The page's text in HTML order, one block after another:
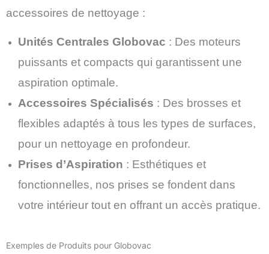
accessoires de nettoyage :
Unités Centrales Globovac : Des moteurs
puissants et compacts qui garantissent une
aspiration optimale.
Accessoires Spécialisés : Des brosses et
flexibles adaptés à tous les types de surfaces,
pour un nettoyage en profondeur.
Prises d’Aspiration : Esthétiques et
fonctionnelles, nos prises se fondent dans
votre intérieur tout en offrant un accès pratique.
Exemples de Produits pour Globovac